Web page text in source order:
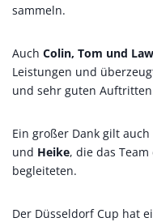
sammeln.
Auch Colin, Tom und
Leistungen und
und sehr guten
Ein großer Dank gilt auch
und Heike, die das
begleiteten.
Der Düsseldorf Cup hat